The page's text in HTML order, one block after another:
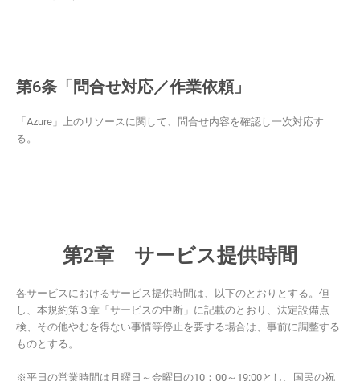
第6条「問合せ対応／作業依頼」
「Azure」上のリソースに関して、問合せ内容を確認し一次対応す
る。
第2章 サービス提供時間
各サービスにおけるサービス提供時間は、以下のとおりとする。但
し、本規約第３章「サービスの中断」に記載のとおり、法定設備点
検、その他やむを得ない事情等停止を要する場合は、事前に調整する
ものとする。
※平日の営業時間は月曜日～金曜日の10：00～19:00とし、国民の祝